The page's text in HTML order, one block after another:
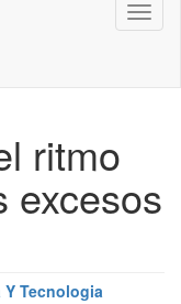
ritmo
excesos
Y Tecnologia